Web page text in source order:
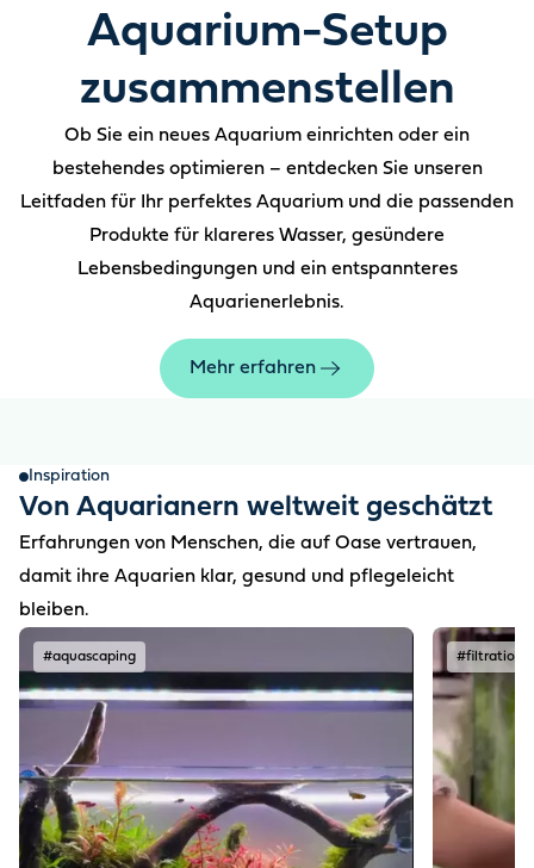
Aquarium-Setup
zusammenstellen
Ob Sie ein neues Aquarium einrichten oder ein
bestehendes optimieren – entdecken Sie unseren
Leitfaden für Ihr perfektes Aquarium und die passenden
Produkte für klareres Wasser, gesündere
Lebensbedingungen und ein entspannteres
Aquarienerlebnis.
Mehr erfahren
Inspiration
Von Aquarianern weltweit geschätzt
Erfahrungen von Menschen, die auf Oase vertrauen,
damit ihre Aquarien klar, gesund und pflegeleicht
bleiben.
#aquascaping #filtration